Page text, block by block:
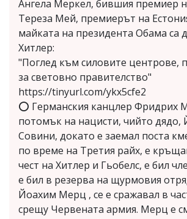
Ангела Меркел, бившия премиер
Тереза Мей, премиерът на
майката на президента Обама са
Хитлер:
"Поглед към силовите центрове,
за световно правителство"
https://tinyurl.com/ykx5cfe2
⭕ Германския канцлер Фридрих
потомък на нацисти, чийто дядо,
Совини, докато е заемал поста
по време на Третия райх, е
чест на Хитлер и Гьобелс, е бил
е бил в резерва на щурмовия
Йоахим Мерц , се е сражавал в
срещу Червената армия. Мерц е